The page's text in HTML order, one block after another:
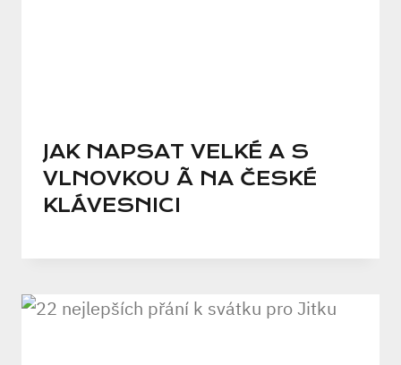
JAK NAPSAT VELKÉ A S
VLNOVKOU Ã NA ČESKÉ
KLÁVESNICI